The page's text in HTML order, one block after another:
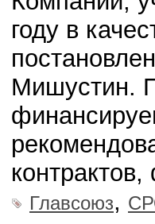
году в
Мишустин.
Главсоюз,